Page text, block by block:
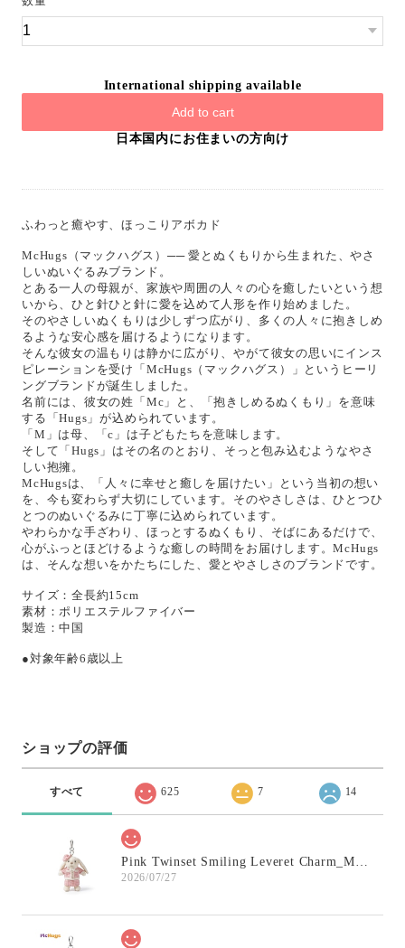
International shipping available
Add to cart
日本国内にお住まいの方向け
ふわっと癒やす、ほっこりアボカド
McHugs（マックハグス）── 愛とぬくもりから生まれた、やさ
しいぬいぐるみブランド。
とある一人の母親が、家族や周囲の人々の心を癒したいという想
いから、ひと針ひと針に愛を込めて人形を作り始めました。
そのやさしいぬくもりは少しずつ広がり、多くの人々に抱きしめ
るような安心感を届けるようになります。
そんな彼女の温もりは静かに広がり、やがて彼女の思いにインス
ピレーションを受け「McHugs（マックハグス）」というヒーリ
ングブランドが誕生しました。
名前には、彼女の姓「Mc」と、「抱きしめるぬくもり」を意味
する「Hugs」が込められています。
「M」は母、「c」は子どもたちを意味します。
そして「Hugs」はその名のとおり、そっと包み込むようなやさ
しい抱擁。
McHugsは、「人々に幸せと癒しを届けたい」という当初の想い
を、今も変わらず大切にしています。そのやさしさは、ひとつひ
とつのぬいぐるみに丁寧に込められています。
やわらかな手ざわり、ほっとするぬくもり、そばにあるだけで、
心がふっとほどけるような癒しの時間をお届けします。McHugs
は、そんな想いをかたちにした、愛とやさしさのブランドです。
サイズ：全長約15cm
素材：ポリエステルファイバー
製造：中国
●対象年齢6歳以上
ショップの評価
すべて 625 7 14
Pink Twinset Smiling Leveret Charm_MC600145
2026/07/27